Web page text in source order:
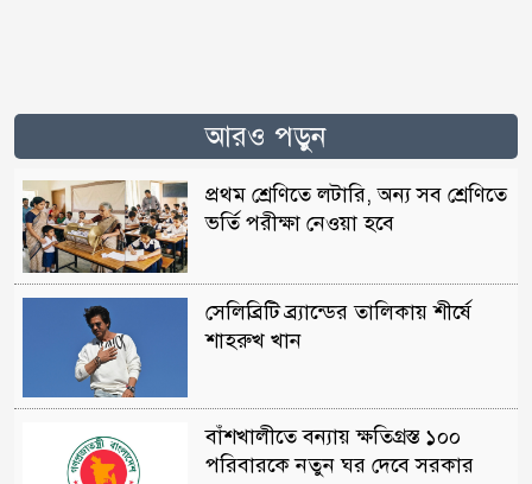
আরও পড়ুন
প্রথম শ্রেণিতে লটারি, অন্য সব শ্রেণিতে
ভর্তি পরীক্ষা নেওয়া হবে
সেলিব্রিটি ব্র্যান্ডের তালিকায় শীর্ষে
শাহরুখ খান
বাঁশখালীতে বন্যায় ক্ষতিগ্রস্ত ১০০
পরিবারকে নতুন ঘর দেবে সরকার